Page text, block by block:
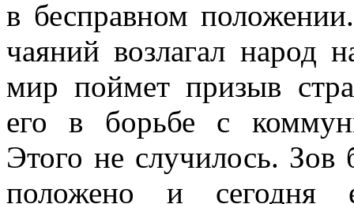
в бесправном
чаяний возлагал народ
мир поймет призыв
его в борьбе с
Этого не случилось.
положено и сегодня